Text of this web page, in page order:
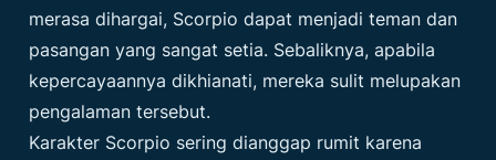
merasa dihargai, Scorpio dapat menjadi teman dan
pasangan yang sangat setia. Sebaliknya, apabila
kepercayaannya dikhianati, mereka sulit melupakan
pengalaman tersebut.
Karakter Scorpio sering dianggap rumit karena